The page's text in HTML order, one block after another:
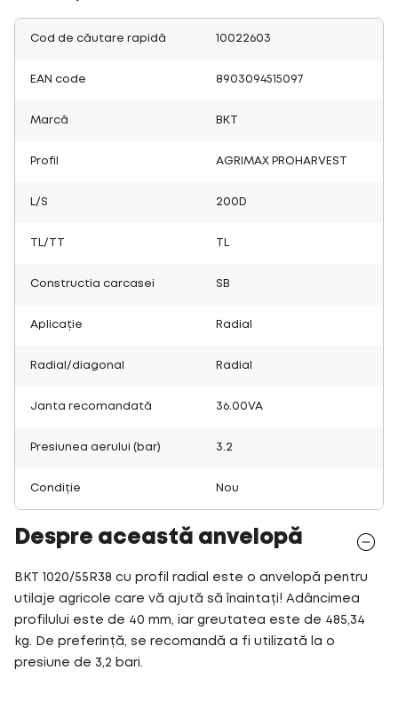
Cod de căutare rapidă 10022603
EAN code 8903094515097
Marcă BKT
Profil AGRIMAX PROHARVEST
L/S 200D
TL/TT
Constructia carcasei SB
Aplicație Radial
Radial/diagonal Radial
Janta recomandată 36.00VA
Presiunea aerului (bar) 3.2
Condiție Nou
Despre această anvelopă
BKT 1020/55R38 cu profil radial este o anvelopă pentru
utilaje agricole care vă ajută să înaintați! Adâncimea
profilului este de 40 mm, iar greutatea este de 485,34
kg. De preferință, se recomandă a fi utilizată la o
presiune de 3,2 bari.